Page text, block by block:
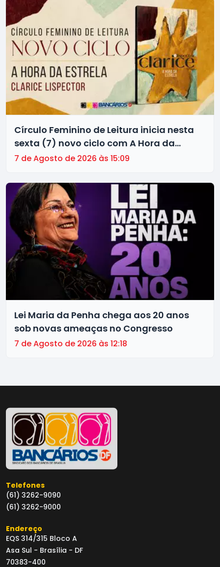
Círculo Feminino de Leitura inicia nesta
sexta (7) novo ciclo com A Hora da
Estrela
7 de Agosto de 2026 às 15:09
Lei Maria da Penha chega aos 20 anos
sob novas ameaças no Congresso
7 de Agosto de 2026 às 12:18
Telefones
(61) 3262-9090
(61) 3262-9000
Endereço
EQS 314/315 Bloco A
Asa Sul - Brasília - DF
70383-400